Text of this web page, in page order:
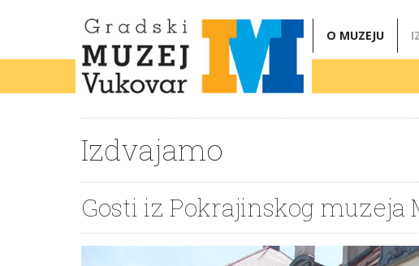
O MUZEJU
Izdvajamo
Gosti iz Pokrajinskog muzeja